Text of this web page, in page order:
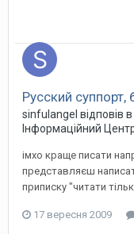
Русский суппорт,
sinfulangel відповів
Інформаційний
імхо краще писати
представляєш
приписку "читати
17 вересня 2009